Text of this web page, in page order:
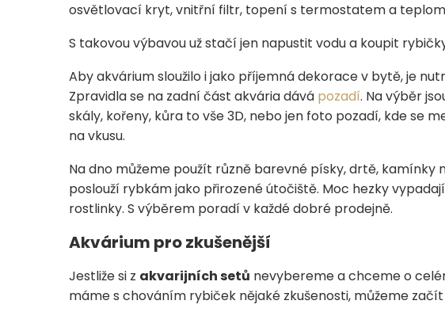
osvětlovací kryt, vnitřní filtr, topení s termostatem a
S takovou výbavou už stačí jen napustit vodu a koupit
Aby akvárium sloužilo i jako příjemná dekorace v bytě, je
Zpravidla se na zadní část akvária dává pozadí. Na výběr
skály, kořeny, kůra to vše 3D, nebo jen foto pozadí, kde se
na vkusu.
Na dno můžeme použít různě barevné písky, drtě,
poslouží rybkám jako přirozené útočiště. Moc hezky
rostlinky. S výběrem poradí v každé dobré prodejně.
Akvárium pro zkušenější
Jestliže si z akvarijních setů nevybereme a chceme o
máme s chováním rybiček nějaké zkušenosti, můžeme